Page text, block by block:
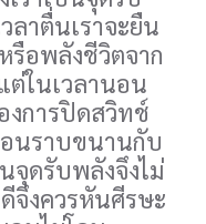
ลาตื่นเราจะยืน
รือพลังชีวิตจาก
ต่ในเวลานอน
งการปิดสวิทช์
อนราบขนานกับ
จุดรับพลังจึงไม่
จึงควรหันศีรษะ